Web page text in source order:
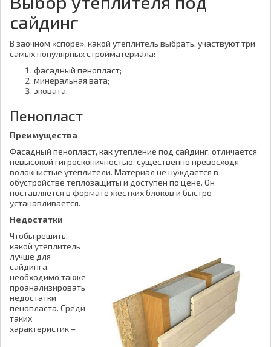
сайдинг
В заочном «споре», какой утеплитель выбрать, участвуют три
самых популярных стройматериала:
фасадный пенопласт;
минеральная вата;
эковата.
Пенопласт
Преимущества
Фасадный пенопласт, как утепление под сайдинг, отличается
невысокой гигроскопичностью, существенно превосходя
волокнистые утеплители. Материал не нуждается в
обустройстве теплозащиты и доступен по цене. Он
поставляется в формате жестких блоков и быстро
устанавливается.
Недостатки
Чтобы решить,
какой утеплитель
лучше для
сайдинга,
необходимо также
проанализировать
недостатки
пенопласта. Среди
таких
характеристик –